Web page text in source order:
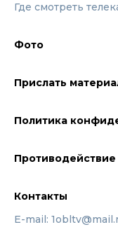
Где смотреть
Фото
Прислать
Политика
Контакты
E-mail: